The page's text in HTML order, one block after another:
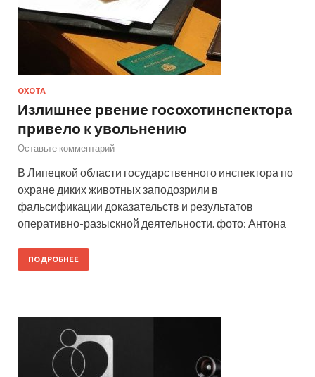
ОХОТА
Излишнее рвение госохотинспектора
привело к увольнению
Оставьте комментарий
В Липецкой области государственного инспектора по
охране диких животных заподозрили в
фальсификации доказательств и результатов
оперативно-разыскной деятельности. фото: Антона
ПОДРОБНЕЕ